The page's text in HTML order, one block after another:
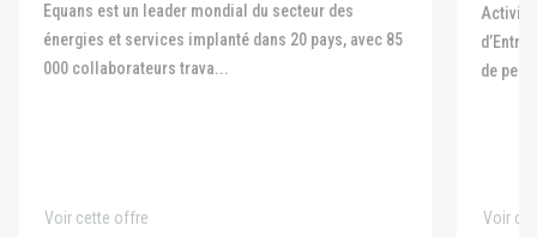
Equans est un leader mondial du secteur des
énergies et services implanté dans 20 pays, avec 85
000 collaborateurs trava...
Voir cette offre
Activité La Fédération Française des Captives
de
Voir